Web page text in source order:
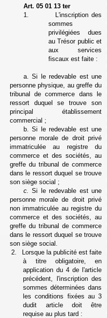
Art. 05 01 13 ter
1.
L'inscription des
sommes
privilégiées dues
au Trésor public et
aux services
fiscaux est faite :
a. Si le redevable est une
personne physique, au greffe du
tribunal de commerce dans le
ressort duquel se trouve son
principal établissement
commercial ;
b. Si le redevable est une
personne morale de droit privé
immatriculée au registre du
commerce et des sociétés, au
greffe du tribunal de commerce
dans le ressort duquel se trouve
son siège social ;
c.Si le redevable est une
personne morale de droit privé
non immatriculée au registre du
commerce et des sociétés, au
greffe du tribunal de commerce
dans le ressort duquel se trouve
son siège social.
2.
Lorsque la publicité est faite
à titre obligatoire, en
application du 4 de l'article
précédent, l'inscription des
sommes déterminées dans
les conditions fixées au 3
dudit article doit être
requise au plus tard :